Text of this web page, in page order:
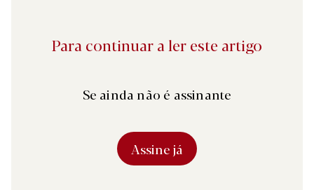
Para continuar a ler este artigo
Se ainda não é assinante
Assine já